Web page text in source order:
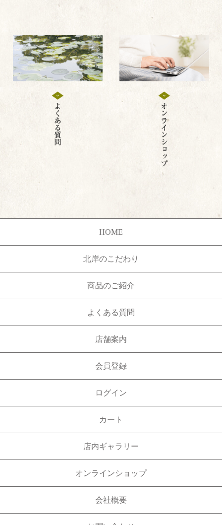
HOME
北岸のこだわり
商品のご紹介
よくある質問
店舗案内
会員登録
ログイン
カート
店内ギャラリー
オンラインショップ
会社概要